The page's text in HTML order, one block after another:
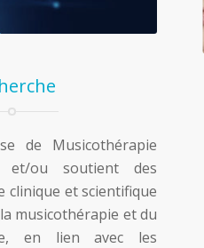
de Musicothérapie
et/ou soutient des
clinique et scientifique
musicothérapie et du
en lien avec les